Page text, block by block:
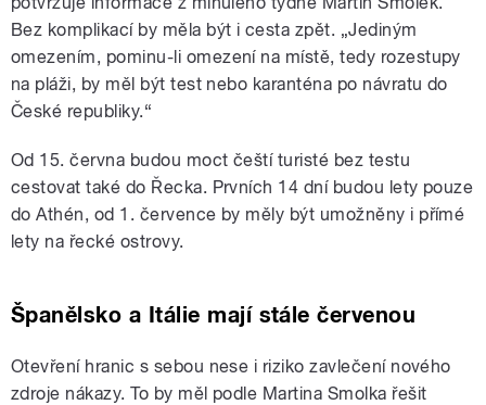
Bez komplikací by měla být i cesta zpět. „Jediným
omezením, pominu-li omezení na místě, tedy rozestupy
na pláži, by měl být test nebo karanténa po návratu do
České republiky.“
Od 15. června budou moct čeští turisté bez testu
cestovat také do Řecka. Prvních 14 dní budou lety pouze
do Athén, od 1. července by měly být umožněny i přímé
lety na řecké ostrovy.
Španělsko a Itálie mají stále červenou
Otevření hranic s sebou nese i riziko zavlečení nového
zdroje nákazy. To by měl podle Martina Smolka řešit